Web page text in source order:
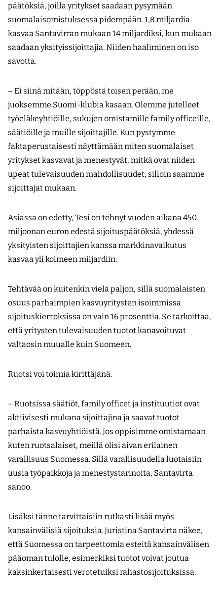
päätöksiä, joilla yritykset saadaan pysymään
suomalaisomistuksessa pidempään. 1,8 miljardia
kasvaa Santavirran mukaan 14 miljardiksi, kun mukaan
saadaan yksityissijoittajia. Niiden haaliminen on iso
savotta.
– Ei siinä mitään, töppöstä toisen perään, me
juoksemme Suomi-klubia kasaan. Olemme jutelleet
työeläkeyhtiöille, sukujen omistamille family officeille,
säätiöille ja muille sijoittajille. Kun pystymme
faktaperustaisesti näyttämään miten suomalaiset
yritykset kasvavat ja menestyvät, mitkä ovat niiden
upeat tulevaisuuden mahdollisuudet, silloin saamme
sijoittajat mukaan.
Asiassa on edetty, Tesi on tehnyt vuoden aikana 450
miljoonan euron edestä sijoituspäätöksiä, yhdessä
yksityisten sijoittajien kanssa markkinavaikutus
kasvaa yli kolmeen miljardiin.
Tehtävää on kuitenkin vielä paljon, sillä suomalaisten
osuus parhaimpien kasvuyritysten isoimmissa
sijoituskierroksissa on vain 16 prosenttia. Se tarkoittaa,
että yritysten tulevaisuuden tuotot kanavoituvat
valtaosin muualle kuin Suomeen.
Ruotsi voi toimia kirittäjänä.
– Ruotsissa säätiöt, family officet ja instituutiot ovat
aktiivisesti mukana sijoittajina ja saavat tuotot
parhaista kasvuyhtiöistä. Jos oppisimme omistamaan
kuten ruotsalaiset, meillä olisi aivan erilainen
varallisuus Suomessa. Sillä varallisuudella luotaisiin
uusia työpaikkoja ja menestystarinoita, Santavirta
sanoo.
Lisäksi tänne tarvittaisiin rutkasti lisää myös
kansainvälisiä sijoituksia. Juristina Santavirta näkee,
että Suomessa on tarpeettomia esteitä kansainvälisen
pääoman tulolle, esimerkiksi tuotot voivat joutua
kaksinkertaisesti verotetuiksi rahastosijoituksissa.